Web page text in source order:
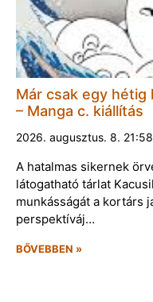
Már csak egy hétig
– Manga c. kiállítás
2026. augusztus. 8. 21:58
A hatalmas sikernek
látogatható tárlat
munkásságát a kortárs
perspektíváj…
BŐVEBBEN »